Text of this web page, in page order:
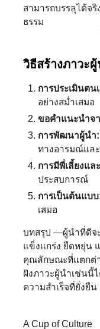
สามารถบรรลุได้จ
ธรรม
วิธีสร้างภาวะ
การประเมินตน
อย่างสม่ำเสมอ
ขอคำแนะนำจ
การพัฒนาผู้นำ:
ทางอารมณ์แล
การมีพี่เลี้ยงแล
ประสบการณ์
การเป็นต้นแบบ
เสมอ
บทสรุป —ผู้นำที่ดีจ
แข็งแกร่ง ยืดหยุ่น
คุณลักษณะที่แตกต่า
ฝังภาวะผู้นำเช่นนี้
ความสำเร็จที่ยั่งยืน
A Cup of Culture